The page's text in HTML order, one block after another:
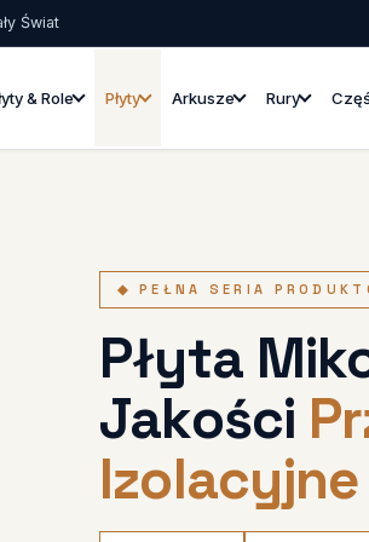
Świat
& Role Płyty Arkusze Rury
◆ PEŁNA SERIA
Płyta
Jakości
Izolacyjne